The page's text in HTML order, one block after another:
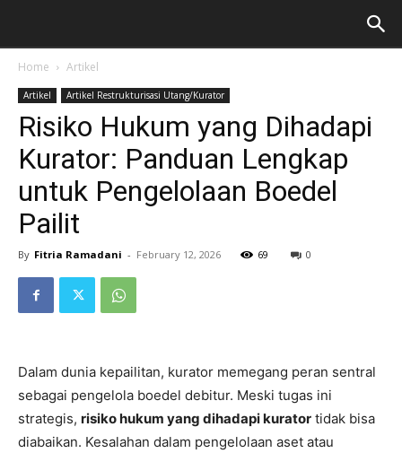
Home Artikel
Artikel Artikel Restrukturisasi Utang/Kurator
Risiko Hukum yang Dihadapi
Kurator: Panduan Lengkap
untuk Pengelolaan Boedel
Pailit
By Fitria Ramadani - February 12, 2026 69 0
Dalam dunia kepailitan, kurator memegang peran sentral
sebagai pengelola boedel debitur. Meski tugas ini
strategis, risiko hukum yang dihadapi kurator tidak bisa
diabaikan. Kesalahan dalam pengelolaan aset atau